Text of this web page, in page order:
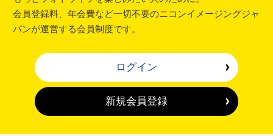
会員登録料、年会費など一切不要のニコンイメージングジャ
パンが運営する会員制度です。
ログイン
新規会員登録